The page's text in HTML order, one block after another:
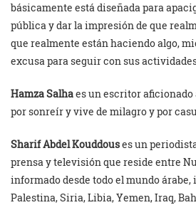
básicamente está diseñada para
pública y dar la impresión de que
que realmente están haciendo algo,
excusa para seguir con sus
Hamza Salhaes un escritor aficionado
por sonreír y vive de milagro y por
Sharif Abdel Kouddouses un
prensa y televisión que reside entre
informado desde todo el mundo
Palestina, Siria, Libia, Yemen, Iraq,